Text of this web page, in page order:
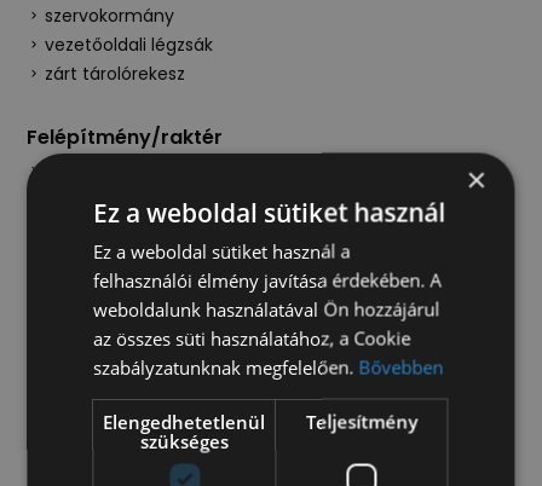
szervokormány
vezetőoldali légzsák
zárt tárolórekesz
Felépítmény/raktér
baloldali lemezelt tolóajtó
elektromos ablak
elektromos oldalsó tükrök
első ködfényszóró
fűthető tükör
hátsó ködlámpa
széles tükör
×
Ez a weboldal sütiket használ
Ez a weboldal sütiket használ a
felhasználói élmény javítása érdekében. A
weboldalunk használatával Ön hozzájárul
az összes süti használatához, a Cookie
szabályzatunknak megfelelően. Bővebben
Elengedhetetlenül
szükséges
Teljesítmény